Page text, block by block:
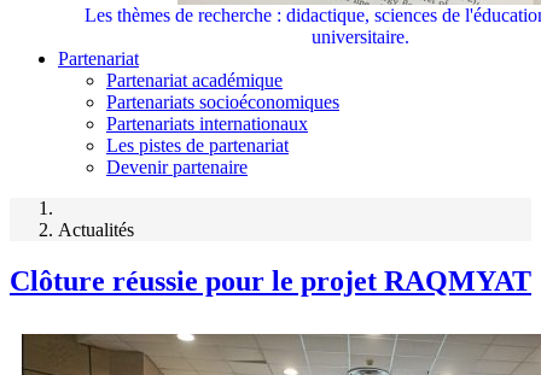
Les thèmes de recherche : didactique, sciences de
universitaire.
Partenariat
Partenariat académique
Partenariats socioéconomiques
Partenariats internationaux
Les pistes de partenariat
Devenir partenaire
Actualités
Clôture réussie pour le projet RAQMYAT